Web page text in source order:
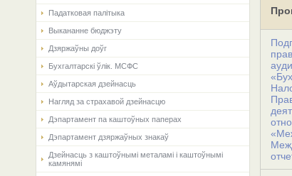
Падатковая палітыка
Выкананне бюджэту
Дзяржаўны доўг
Бухгалтарскі ўлік. МСФС
Аўдытарская дзейнасць
Нагляд за страхавой дзейнасцю
Дэпартамент па каштоўных паперах
Дэпартамент дзяржаўных знакаў
Дзейнасць з каштоўнымі металамі і каштоўнымі
камянямі